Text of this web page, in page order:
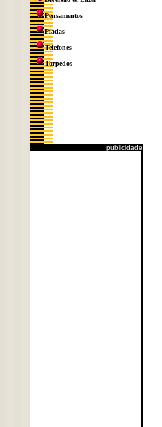
Pensamentos
Piadas
Telefones
Torpedos
publicidade